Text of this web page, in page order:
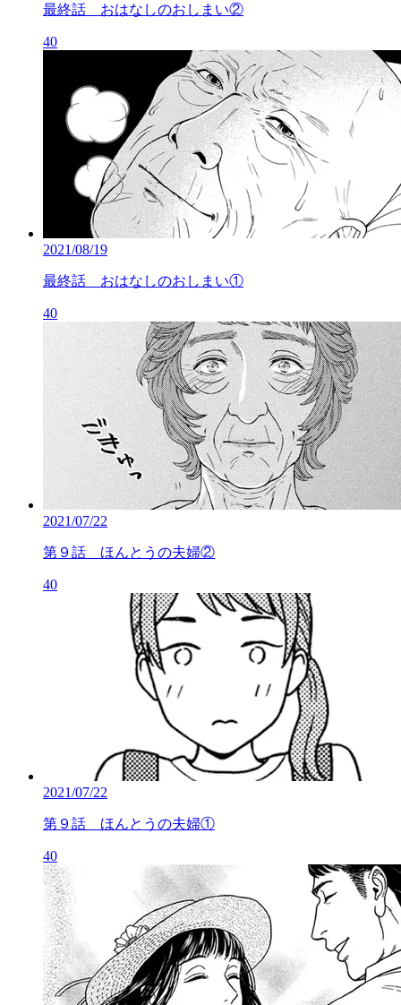
最終話 おはなしのおしまい②
40
2021/08/19
最終話 おはなしのおしまい①
40
2021/07/22
第９話 ほんとうの夫婦②
40
2021/07/22
第９話 ほんとうの夫婦①
40